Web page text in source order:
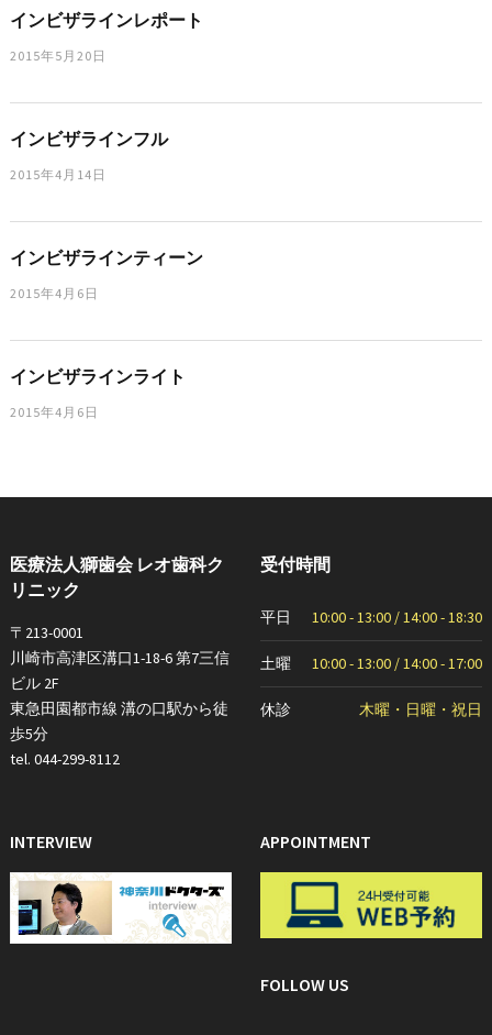
インビザラインレポート
2015年5月20日
インビザラインフル
2015年4月14日
インビザラインティーン
2015年4月6日
インビザラインライト
2015年4月6日
医療法人獅歯会 レオ歯科ク
リニック
〒213-0001
川崎市高津区溝口1-18-6 第7三信
ビル 2F
東急田園都市線 溝の口駅から徒
歩5分
tel. 044-299-8112
受付時間
平日 10:00 - 13:00 / 14:00 - 18:30
土曜 10:00 - 13:00 / 14:00 - 17:00
休診 木曜・日曜・祝日
INTERVIEW APPOINTMENT
FOLLOW US